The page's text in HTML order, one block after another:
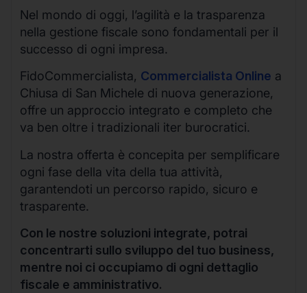
Nel mondo di oggi, l’agilità e la trasparenza
nella gestione fiscale sono fondamentali per il
successo di ogni impresa.
FidoCommercialista, Commercialista Online a
Chiusa di San Michele di nuova generazione,
offre un approccio integrato e completo che
va ben oltre i tradizionali iter burocratici.
La nostra offerta è concepita per semplificare
ogni fase della vita della tua attività,
garantendoti un percorso rapido, sicuro e
trasparente.
Con le nostre soluzioni integrate, potrai
concentrarti sullo sviluppo del tuo business,
mentre noi ci occupiamo di ogni dettaglio
fiscale e amministrativo.